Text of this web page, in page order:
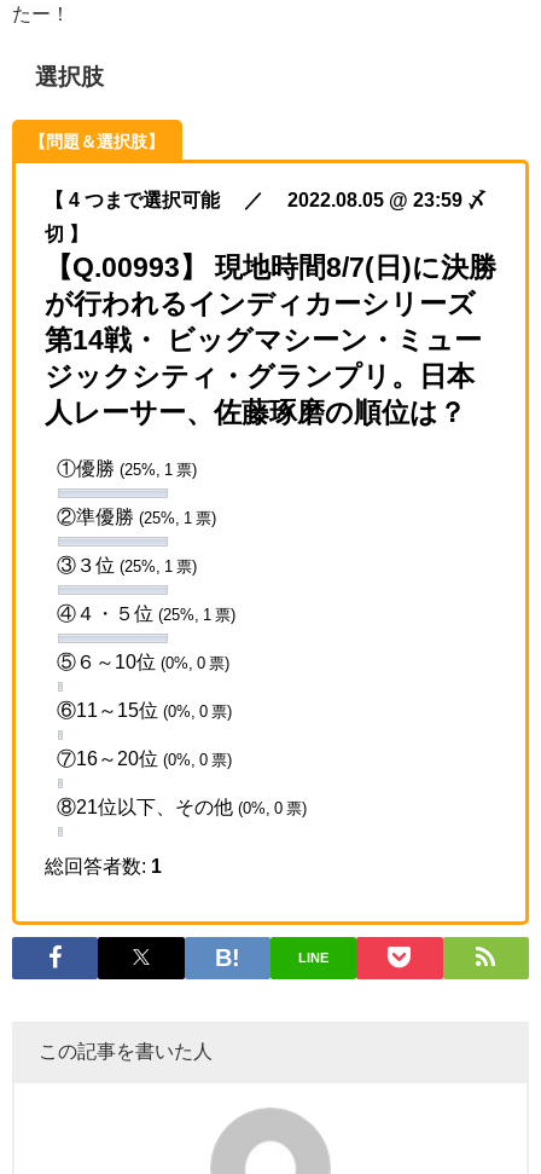
たー！
選択肢
【問題＆選択肢】
【 4 つまで選択可能 ／ 2022.08.05 @ 23:59 〆
切 】
【Q.00993】 現地時間8/7(日)に決勝
が行われるインディカーシリーズ
第14戦・ ビッグマシーン・ミュー
ジックシティ・グランプリ。日本
人レーサー、佐藤琢磨の順位は？
①優勝 (25%, 1 票)
②準優勝 (25%, 1 票)
③３位 (25%, 1 票)
④４・５位 (25%, 1 票)
⑤６～10位 (0%, 0 票)
⑥11～15位 (0%, 0 票)
⑦16～20位 (0%, 0 票)
⑧21位以下、その他 (0%, 0 票)
総回答者数: 1
LINE
この記事を書いた人